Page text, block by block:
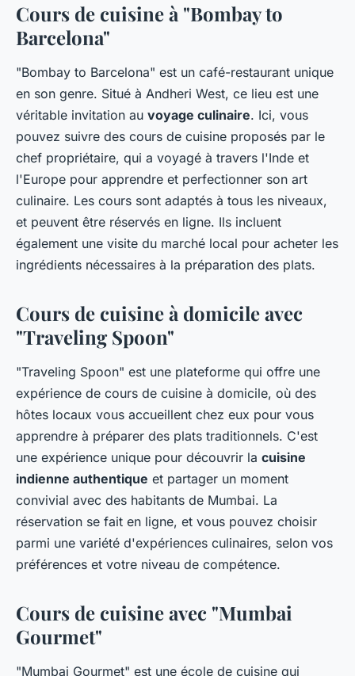
Cours de cuisine à "Bombay to
Barcelona"
"Bombay to Barcelona" est un café-restaurant unique
en son genre. Situé à Andheri West, ce lieu est une
véritable invitation au voyage culinaire. Ici, vous
pouvez suivre des cours de cuisine proposés par le
chef propriétaire, qui a voyagé à travers l'Inde et
l'Europe pour apprendre et perfectionner son art
culinaire. Les cours sont adaptés à tous les niveaux,
et peuvent être réservés en ligne. Ils incluent
également une visite du marché local pour acheter les
ingrédients nécessaires à la préparation des plats.
Cours de cuisine à domicile avec
"Traveling Spoon"
"Traveling Spoon" est une plateforme qui offre une
expérience de cours de cuisine à domicile, où des
hôtes locaux vous accueillent chez eux pour vous
apprendre à préparer des plats traditionnels. C'est
une expérience unique pour découvrir la cuisine
indienne authentique et partager un moment
convivial avec des habitants de Mumbai. La
réservation se fait en ligne, et vous pouvez choisir
parmi une variété d'expériences culinaires, selon vos
préférences et votre niveau de compétence.
Cours de cuisine avec "Mumbai
Gourmet"
"Mumbai Gourmet" est une école de cuisine qui